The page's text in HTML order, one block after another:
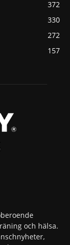
372
330
272
157
och hälsa.